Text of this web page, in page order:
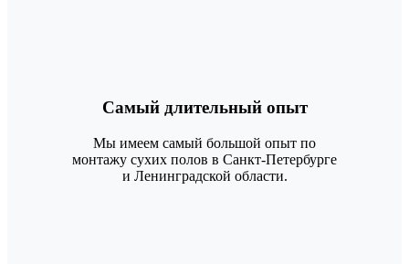
Самый длительный опыт
Мы имеем самый большой опыт по
монтажу сухих полов в Санкт-Петербурге
и Ленинградской области.